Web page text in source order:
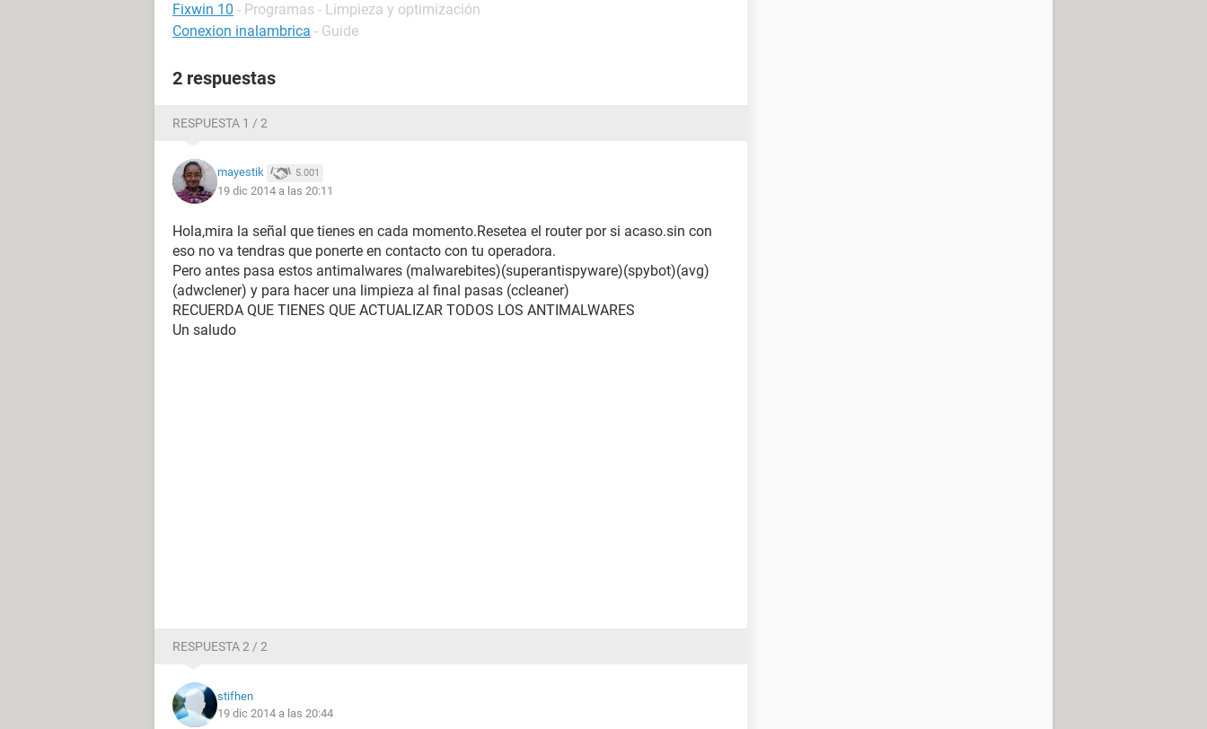
Fixwin 10 - Programas - Limpieza y optimización
Conexion inalambrica - Guide
2 respuestas
RESPUESTA 1 / 2
mayestik 5.001
19 dic 2014 a las 20:11
Hola,mira la señal que tienes en cada momento.Resetea el router por si acaso.sin con
eso no va tendras que ponerte en contacto con tu operadora.
Pero antes pasa estos antimalwares (malwarebites)(superantispyware)(spybot)(avg)
(adwclener) y para hacer una limpieza al final pasas (ccleaner)
RECUERDA QUE TIENES QUE ACTUALIZAR TODOS LOS ANTIMALWARES
Un saludo
RESPUESTA 2 / 2
stifhen
19 dic 2014 a las 20:44